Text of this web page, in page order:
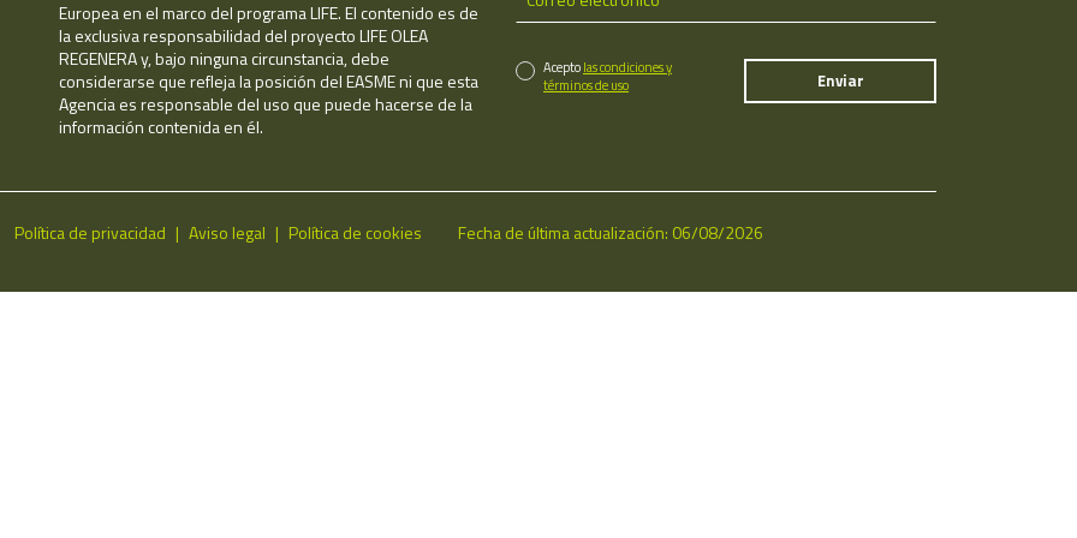
Europea en el marco del programa LIFE. El contenido es de
la exclusiva responsabilidad del proyecto LIFE OLEA
REGENERA y, bajo ninguna circunstancia, debe
considerarse que refleja la posición del EASME ni que esta
Agencia es responsable del uso que puede hacerse de la
información contenida en él.
Aceptolas condiciones y
términos de uso
Política de privacidad Aviso legal Política de cookies Fecha de última actualización: 06/08/2026